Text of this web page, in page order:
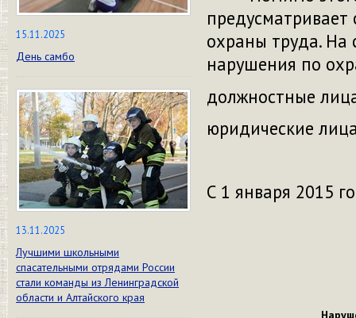
15.11.2025
День самбо
13.11.2025
Лучшими школьными
спасательными отрядами России
стали команды из Ленинградской
области и Алтайского края
предусматривает
охраны труда. На
нарушения по
должностные
юридические
С 1 января 2015